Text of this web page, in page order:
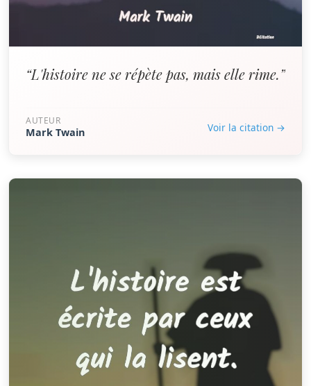
“L'histoire ne se répète pas, mais elle rime.”
AUTEUR
Mark Twain Voir la citation →